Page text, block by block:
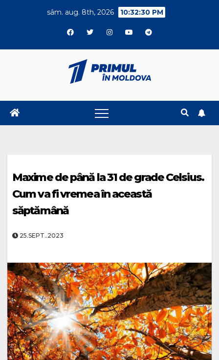
sâm. aug. 8th, 2026 10:32:30 PM
Maxime de până la 31 de grade Celsius.
Cum va fi vremea în această
săptămână
25.SEPT..2023